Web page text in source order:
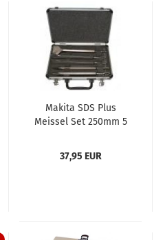
Makita SDS Plus
Meissel Set 250mm 5
37,95 EUR